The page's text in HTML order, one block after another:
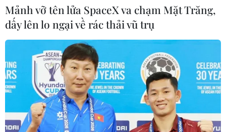
Ấn Độ tuyên bố vẫn xúc tiến thương vụ tên
lửa S-400 với Nga
13/07/2018 15:00
Bộ Quốc phòng Ấn Độ thông báo thương vụ tên lửa
Mảnh vỡ tên lửa SpaceX va chạm Mặt Trăng,
dấy lên lo ngại về rác thải vũ trụ